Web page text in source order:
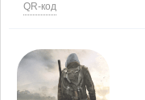
QR-код